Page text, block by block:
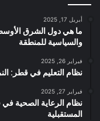
أبريل 17, 2025
ما هي دول الشرق الأوسط:
والسياسية للمنطقة
فبراير 26, 2025
نظام التعليم في قطر:
فبراير 27, 2025
نظام الرعاية الصحية في
المستقبلية